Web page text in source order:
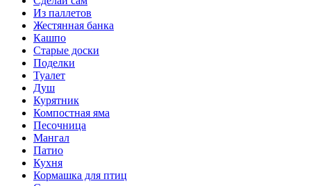
Из паллетов
Жестянная банка
Кашпо
Старые доски
Поделки
Туалет
Душ
Курятник
Компостная яма
Песочница
Мангал
Патио
Кухня
Кормашка для птиц